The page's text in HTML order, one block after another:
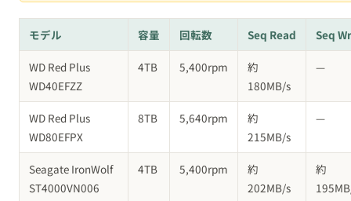
モデル 容量 回転数 Seq Read Seq
WD Red Plus
WD40EFZZ
4TB 5,400rpm
約
180MB/s
—
WD Red Plus
WD80EFPX
8TB 5,640rpm
約
215MB/s
—
Seagate IronWolf
ST4000VN006
4TB 5,400rpm
約
202MB/s
約